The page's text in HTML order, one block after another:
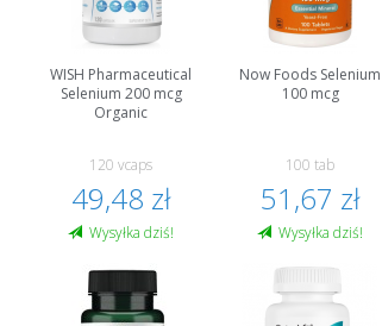
WISH Pharmaceutical
Selenium 200 mcg
Organic
120 vcaps
49,48 zł
Wysyłka dziś!
Now Foods Selenium
100 mcg
100 tab
51,67 zł
Wysyłka dziś!